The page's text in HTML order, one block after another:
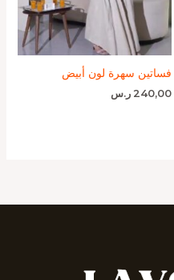
فساتين سهرة لون أبيض
240,00 ر.س